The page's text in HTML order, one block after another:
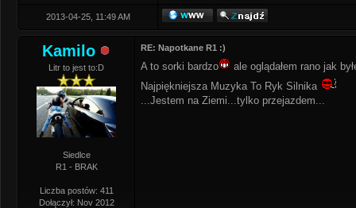
2013-04-25, 11:49 AM
Kamilo
Litr to jest to:D
Siedlce
R1 - BRAK
Liczba postów: 411
Dołączył: Nov 2012
RE: Napotkane R1 :)
A to sorki bardzo
ale oglądałem rano jak
Najpiękniejsza Muzyka To Ryk Silnika
...Jestem na Ziemi...tylko przejazdem...